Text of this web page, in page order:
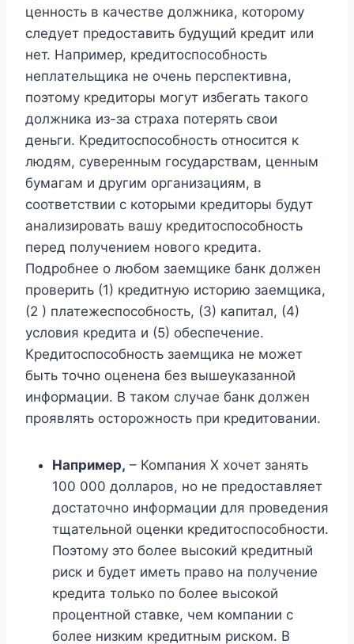
ценность в качестве должника, которому
следует предоставить будущий кредит или
нет. Например, кредитоспособность
неплательщика не очень перспективна,
поэтому кредиторы могут избегать такого
должника из-за страха потерять свои
деньги. Кредитоспособность относится к
людям, суверенным государствам, ценным
бумагам и другим организациям, в
соответствии с которыми кредиторы будут
анализировать вашу кредитоспособность
перед получением нового кредита.
Подробнее о любом заемщике банк должен
проверить (1) кредитную историю заемщика,
(2 ) платежеспособность, (3) капитал, (4)
условия кредита и (5) обеспечение.
Кредитоспособность заемщика не может
быть точно оценена без вышеуказанной
информации. В таком случае банк должен
проявлять осторожность при кредитовании.
Например, – Компания Х хочет занять
100 000 долларов, но не предоставляет
достаточно информации для проведения
тщательной оценки кредитоспособности.
Поэтому это более высокий кредитный
риск и будет иметь право на получение
кредита только по более высокой
процентной ставке, чем компании с
более низким кредитным риском. В